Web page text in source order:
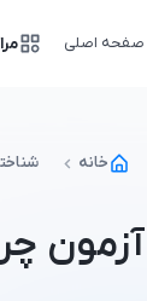
صفحه اصلی
خانه
آزمون